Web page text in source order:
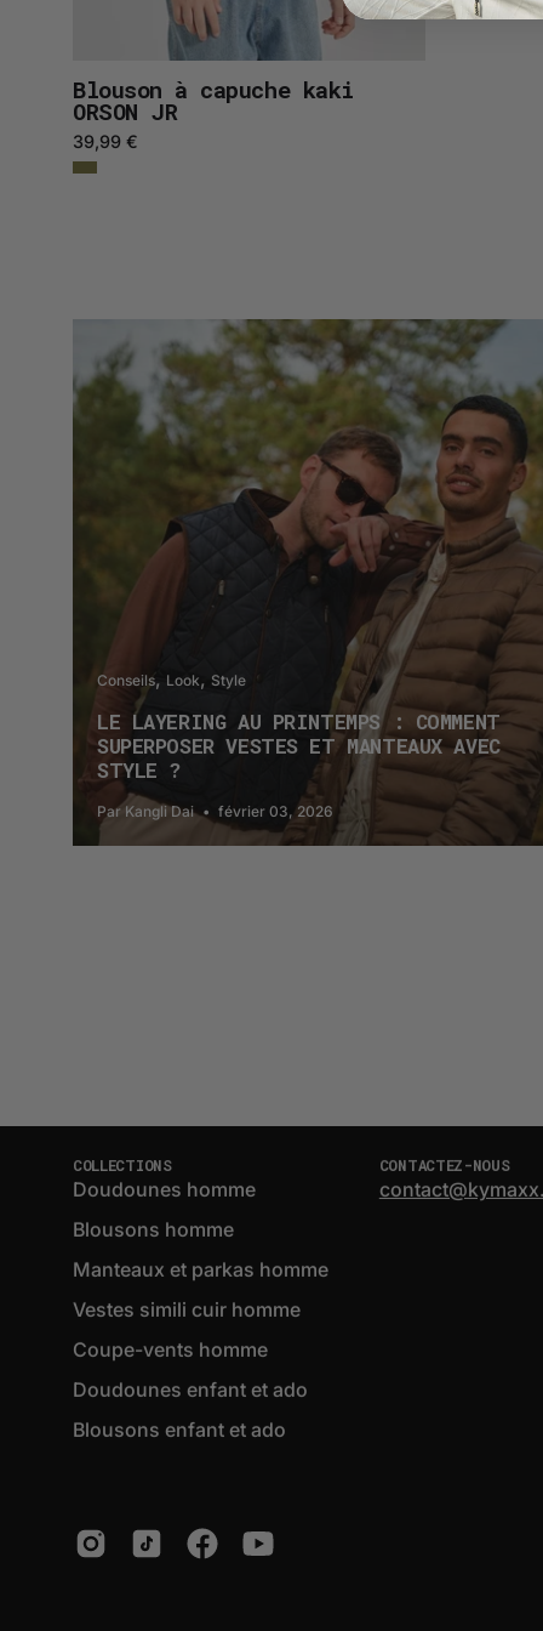
Blouson à capuche kaki
ORSON JR
39,99 €
Conseils Look Style
LE LAYERING AU PRINTEMPS : COMMENT
SUPERPOSER VESTES ET MANTEAUX AVEC
STYLE ?
Par Kangli Dai février 03, 2026
COLLECTIONS
Doudounes homme
Blousons homme
Manteaux et parkas homme
Vestes simili cuir homme
Coupe-vents homme
Doudounes enfant et ado
Blousons enfant et ado
CONTACTEZ-NOUS